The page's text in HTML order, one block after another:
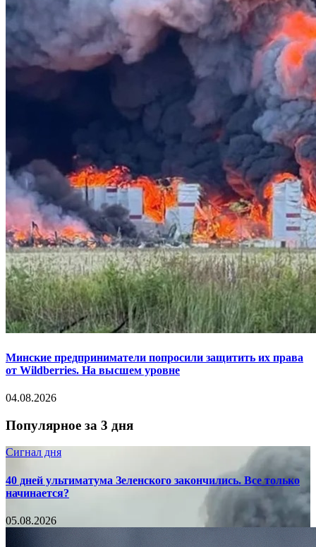
Минские предприниматели попросили защитить их права
от Wildberries. На высшем уровне
04.08.2026
Популярное за 3 дня
Сигнал дня
40 дней ультиматума Зеленского закончились. Все только
начинается?
05.08.2026